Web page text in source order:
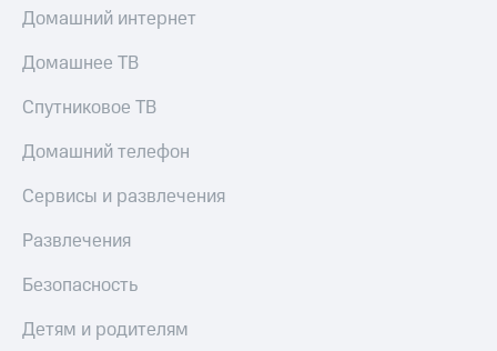
С картой
МТС
Деньги
МТС
деньги
доход 15%
Платежи
и
МТС Деньги
Обзоры
до 40%
покупке
МТС
Домашний интернет
Домашнее ТВ
Спутниковое ТВ
Домашний телефон
Сервисы и развлечения
Развлечения
Безопасность
Детям и родителям